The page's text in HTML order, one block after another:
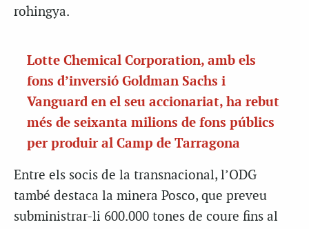
rohingya.
Lotte Chemical Corporation, amb els
fons d’inversió Goldman Sachs i
Vanguard en el seu accionariat, ha rebut
més de seixanta milions de fons públics
per produir al Camp de Tarragona
Entre els socis de la transnacional, l’ODG
també destaca la minera Posco, que preveu
subministrar-li 600.000 tones de coure fins al